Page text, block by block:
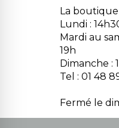
La boutique
Lundi :
Mardi au
19h
Dimanche :
Tel : 01 48
Fermé le
Août